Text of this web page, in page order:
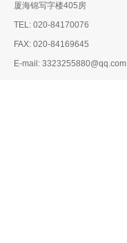
厦海锦写字楼405房
TEL: 020-84170076
FAX: 020-84169645
E-mail: 3323255880@qq.com